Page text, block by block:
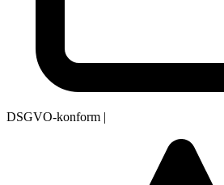
DSGVO-konform |